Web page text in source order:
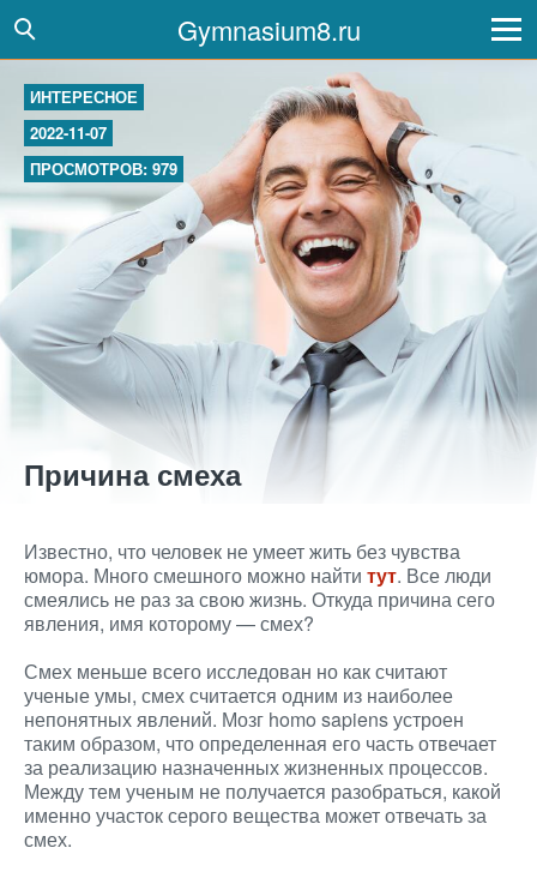
Gymnasium8.ru
ИНТЕРЕСНОЕ
2022-11-07
ПРОСМОТРОВ: 979
Причина смеха
Известно, что человек не умеет жить без чувства
юмора. Много смешного можно найти тут. Все люди
смеялись не раз за свою жизнь. Откуда причина сего
явления, имя которому — смех?
Смех меньше всего исследован но как считают
ученые умы, смех считается одним из наиболее
непонятных явлений. Мозг homo sapiens устроен
таким образом, что определенная его часть отвечает
за реализацию назначенных жизненных процессов.
Между тем ученым не получается разобраться, какой
именно участок серого вещества может отвечать за
смех.